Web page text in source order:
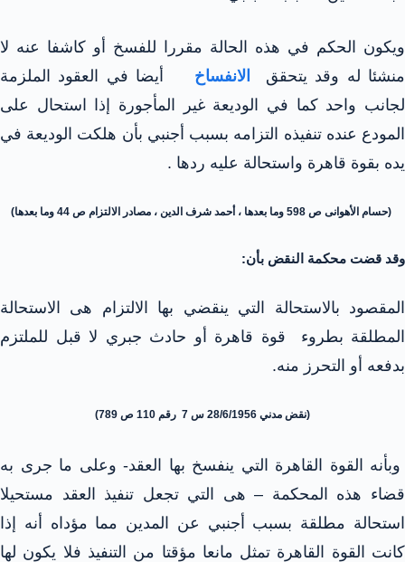
ويكون الحكم في هذه الحالة مقررا للفسخ أو كاشفا عنه لا
منشئا له وقد يتحقق
الانفساخ
أيضا في العقود الملزمة
لجانب واحد كما في الوديعة غير المأجورة إذا استحال على
المودع عنده تنفيذه التزامه بسبب أجنبي بأن هلكت الوديعة في
يده بقوة قاهرة واستحالة عليه ردها .
(حسام الأهوانى ص 598 وما بعدها ، أحمد شرف الدين ، مصادر الالتزام ص 44 وما بعدها)
وقد قضت محكمة النقض بأن:
المقصود بالاستحالة التي ينقضي بها الالتزام هى الاستحالة
المطلقة بطروء قوة قاهرة أو حادث جبري لا قبل للملتزم
بدفعه أو التحرز منه.
(نقض مدني 28/6/1956 س 7 رقم 110 ص 789)
وبأنه القوة القاهرة التي ينفسخ بها العقد- وعلى ما جرى به
قضاء هذه المحكمة – هى التي تجعل تنفيذ العقد مستحيلا
استحالة مطلقة بسبب أجنبي عن المدين مما مؤداه أنه إذا
كانت القوة القاهرة تمثل مانعا مؤقتا من التنفيذ فلا يكون لها